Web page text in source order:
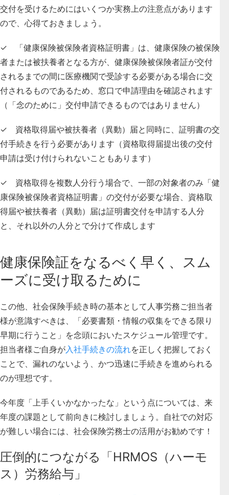
交付を受けるためにはいくつか実務上の注意点があります
ので、心得ておきましょう 。
✓ 「健康保険被保険者資格証明書」は、健康保険の被保険
者または被扶養者となる方が、健康保険被保険者証が交付
されるまでの間に医療機関で受診する必要がある場合に交
付されるものであるため、窓口で申請理由を確認されます
（「念のために」交付申請できるものではありません）
✓ 資格取得届や被扶養者（異動）届と同時に、証明書の交
付手続きを行う必要があります（資格取得届提出後の交付
申請は受け付けられないこともあります）
✓ 資格取得を複数人分行う場合で、一部の対象者のみ「健
康保険被保険者資格証明書」の交付が必要な場合、資格取
得届や被扶養者（異動）届は証明書交付を申請する人分
と、それ以外の人分とで分けて作成します
健康保険証をなるべく早く、スム
ーズに受け取るために
この他、社会保険手続き時の基本として人事労務ご担当者
様が意識すべきは、「必要書類・情報の収集をできる限り
早期に行うこと」を念頭においたスケジュール管理です。
担当者様ご自身が入社手続きの流れを正しく把握しておく
ことで、漏れのないよう、かつ迅速に手続きを進められる
のが理想です。
今年度「上手くいかなかったな」という点については、来
年度の課題として前向きに検討しましょう。自社での対応
が難しい場合には、社会保険労務士の活用がお勧めです！
圧倒的につながる「HRMOS（ハーモ
ス）労務給与」